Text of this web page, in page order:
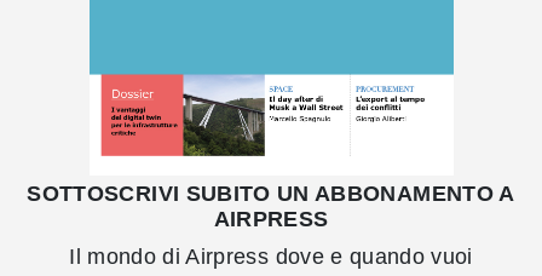
SOTTOSCRIVI SUBITO UN ABBONAMENTO A
AIRPRESS
Il mondo di Airpress dove e quando vuoi